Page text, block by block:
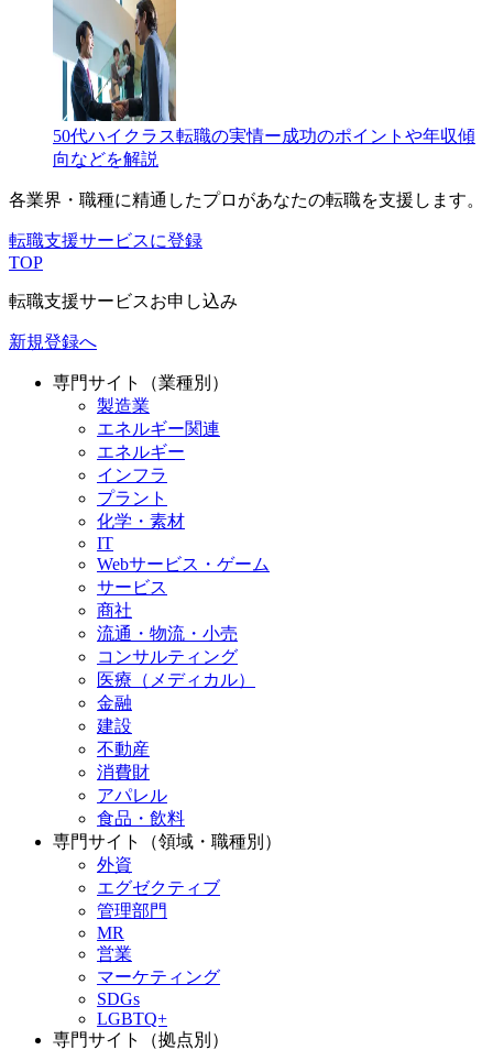
50代ハイクラス転職の実情ー成功のポイントや年収傾
向などを解説
各業界・職種に精通したプロがあなたの転職を支援します。
転職支援サービスに登録
TOP
転職支援サービスお申し込み
新規登録へ
専門サイト（業種別）
製造業
エネルギー関連
エネルギー
インフラ
プラント
化学・素材
IT
Webサービス・ゲーム
サービス
商社
流通・物流・小売
コンサルティング
医療（メディカル）
金融
建設
不動産
消費財
アパレル
食品・飲料
専門サイト（領域・職種別）
外資
エグゼクティブ
管理部門
MR
営業
マーケティング
SDGs
LGBTQ+
専門サイト（拠点別）